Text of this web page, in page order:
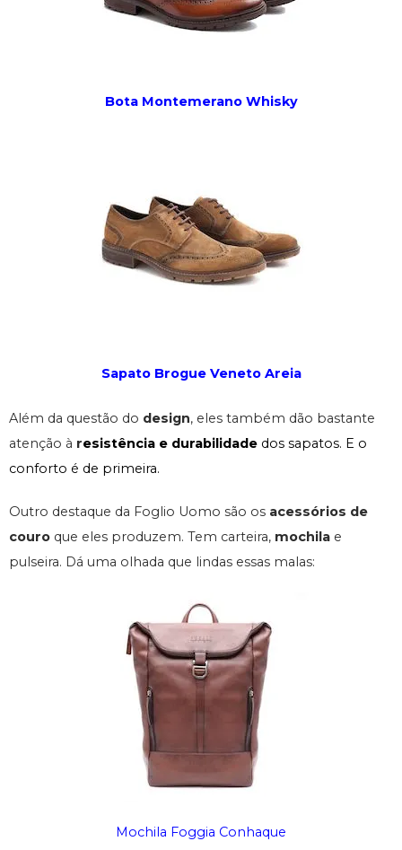
Bota Montemerano Whisky
Sapato Brogue Veneto Areia
Além da questão do design, eles também dão bastante
atenção à resistência e durabilidade dos sapatos. E o
conforto é de primeira.
Outro destaque da Foglio Uomo são os acessórios de
couro que eles produzem. Tem carteira, mochila e
pulseira. Dá uma olhada que lindas essas malas:
Mochila Foggia Conhaque